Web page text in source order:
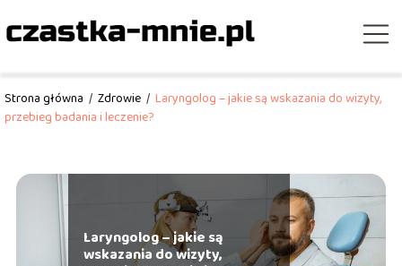
Strona główna / Zdrowie / Laryngolog – jakie są wskazania do wizyty,
przebieg badania i leczenie?
Laryngolog – jakie są
wskazania do wizyty,